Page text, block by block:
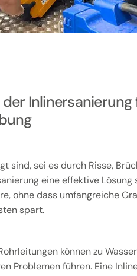
Inlinersanierung
sind, sei es durch Risse,
eine effektive Lösung
ohne dass umfangreiche
spart.
können zu
Problemen führen. Eine